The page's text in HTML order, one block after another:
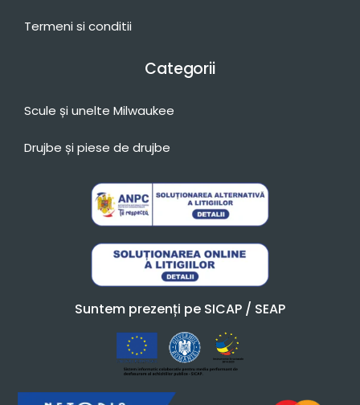
Termeni si conditii
Categorii
Scule și unelte Milwaukee
Drujbe și piese de drujbe
Suntem prezenți pe SICAP / SEAP